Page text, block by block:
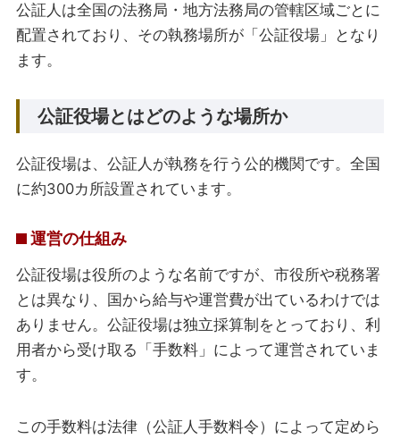
公証人は全国の法務局・地方法務局の管轄区域ごとに
配置されており、その執務場所が「公証役場」となり
ます。
公証役場とはどのような場所か
公証役場は、公証人が執務を行う公的機関です。全国
に約300カ所設置されています。
運営の仕組み
公証役場は役所のような名前ですが、市役所や税務署
とは異なり、国から給与や運営費が出ているわけでは
ありません。公証役場は独立採算制をとっており、利
用者から受け取る「手数料」によって運営されていま
す。
この手数料は法律（公証人手数料令）によって定めら